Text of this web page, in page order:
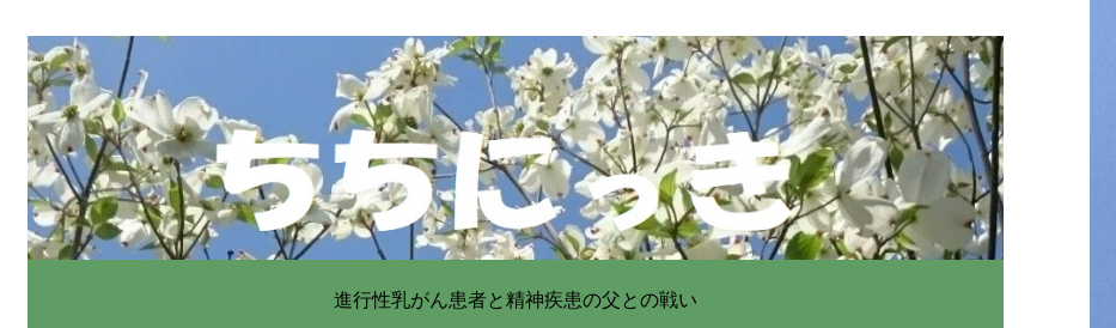
進行性乳がん患者と精神疾患の父との戦い